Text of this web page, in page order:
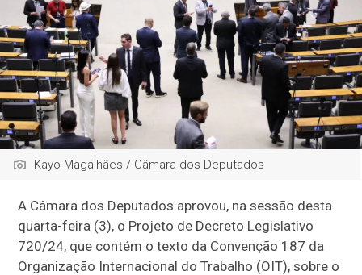
Kayo Magalhães / Câmara dos Deputados
A Câmara dos Deputados aprovou, na sessão desta
quarta-feira (3), o Projeto de Decreto Legislativo
720/24, que contém o texto da Convenção 187 da
Organização Internacional do Trabalho (OIT), sobre o